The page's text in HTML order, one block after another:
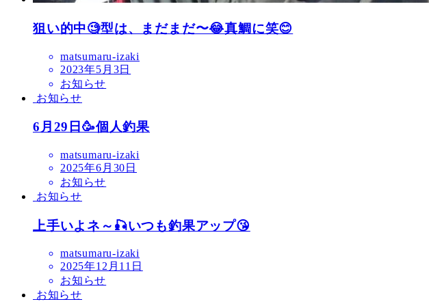
狙い的中🧐型は、まだまだ〜😂真鯛に笑😊
matsumaru-izaki
2023年5月3日
お知らせ
お知らせ
6月29日🥳個人釣果
matsumaru-izaki
2025年6月30日
お知らせ
お知らせ
上手いよネ～🎣いつも釣果アップ😘
matsumaru-izaki
2025年12月11日
お知らせ
お知らせ